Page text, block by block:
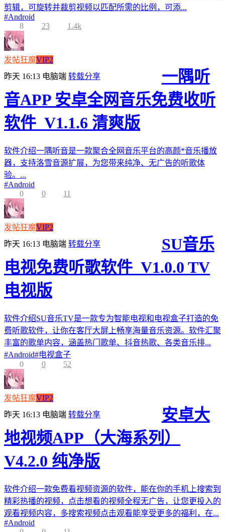
剪辑，可旋转并裁剪视频以匹配所需的比例，可添...
#Android
8
23 1.4k
发帖狂魔VIP2
昨天 16:13 电脑端 转载分享
一隅听
音APP 安卓全网音乐免费收听
软件_V1.1.6 清爽版
软件介绍一隅听音是一款聚合全网音乐平台的高颜*音乐播放
器，支持洛雪音源扩展，为您带来纯净、无广告的听歌体
验。...
#Android
0
0 11
发帖狂魔VIP2
昨天 16:13 电脑端 转载分享
SU音乐
电视免费听歌软件_V1.0.0 TV
电视版
软件介绍SU音乐TV是一款专为智能电视和电视盒子打造的免
费听歌软件，让你在客厅大屏上畅享海量音乐资源。软件汇聚
丰富的歌单内容，涵盖热门歌单、抖音热歌、各类音乐排...
#Android#电视盒子
0
0 52
发帖狂魔VIP2
昨天 16:13 电脑端 转载分享
安卓大
地视频APP（大海系列）
V4.2.0 纯净版
软件介绍一款免费看视频资源的软件，能在你的手机上搜索到
精彩热播的视频，点击想看的视频全程无广告，让您更投入的
观看视频内容，多搜索视频点击观看能享受更多的福利，在...
#Android